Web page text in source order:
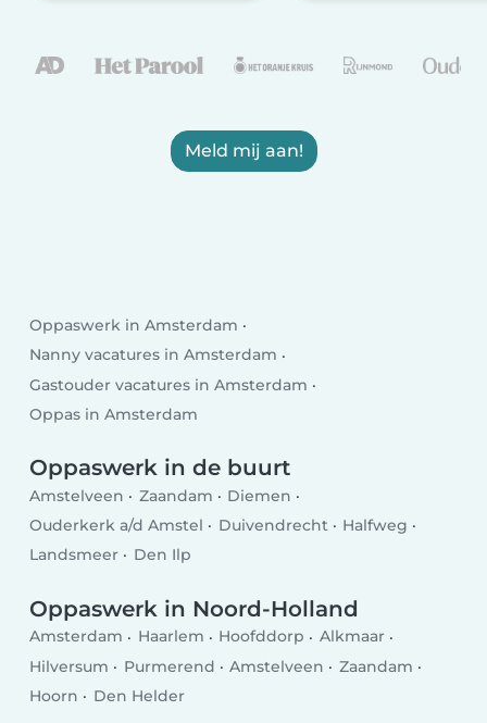
Meld mij aan!
Oppaswerk in Amsterdam
Nanny vacatures in Amsterdam
Gastouder vacatures in Amsterdam
Oppas in Amsterdam
Oppaswerk in de buurt
Amstelveen Zaandam
Diemen
Ouderkerk a/d Amstel
Duivendrecht
Halfweg
Landsmeer
Den Ilp
Oppaswerk in Noord-Holland
Amsterdam Haarlem Hoofddorp
Alkmaar
Hilversum
Purmerend Amstelveen
Zaandam
Hoorn
Den Helder